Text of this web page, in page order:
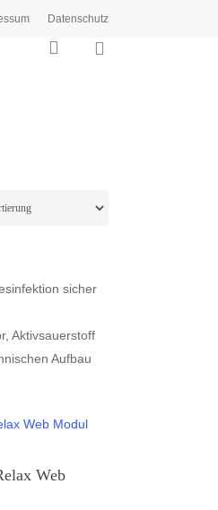
Datenschutz
search
sicher
Aktivsauerstoff
Aufbau
Web